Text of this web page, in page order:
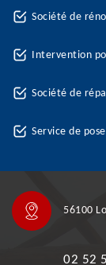
Société de
Intervention
Société de
Service de
56100
02 52